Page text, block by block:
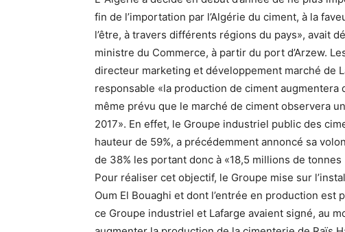
fin de l’importation par l’Algérie du ciment, à la
l’être, à travers différents régions du pays», avait
ministre du Commerce, à partir du port d’Arzew.
directeur marketing et développement marché de
responsable «la production de ciment
même prévu que le marché de ciment observera
2017». En effet, le Groupe industriel public des
hauteur de 59%, a précédemment annoncé sa
de 38% les portant donc à «18,5 millions de
Pour réaliser cet objectif, le Groupe mise sur
Oum El Bouaghi et dont l’entrée en production est
ce Groupe industriel et Lafarge avaient signé, au